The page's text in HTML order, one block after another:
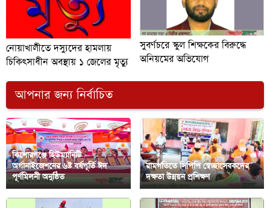
নোয়াখালীতে দস্যুদের হামলায়
চিকিৎসাধীন অবস্থায় ১ জেলের মৃত্যু
সুবর্ণচরে স্কুল শিক্ষকের বিরুদ্ধে
অনিয়মের অভিযোগ
আপনার জন্য নির্বাচিত
কিশোরগঞ্জে হিউম্যানিটি
অর্গানাইজেশনের ৬ষ্ট বর্ষপূর্তি ঈদ
পূর্ণমিলনী অনুষ্ঠিত
রামগতিতে সিপিপি স্বেচ্ছাসেবকদের
দক্ষতা উন্নয়ন প্রশিক্ষণ